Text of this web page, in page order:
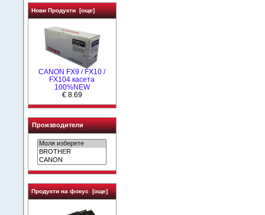
Нови Продукти [още]
CANON FX9 / FX10 /
FX104 касета
100%NEW
€ 8.69
Производители
Продукти на фокус [още]